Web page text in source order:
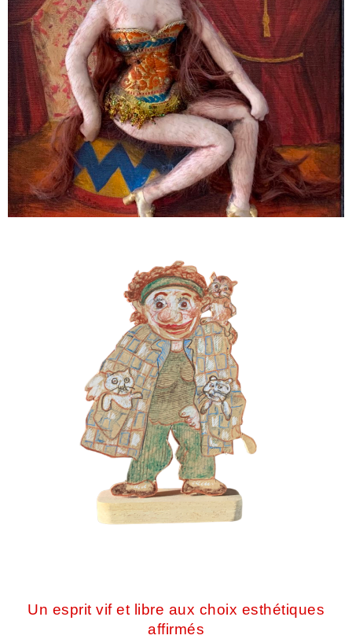
Un esprit vif et libre aux choix esthétiques
affirmés